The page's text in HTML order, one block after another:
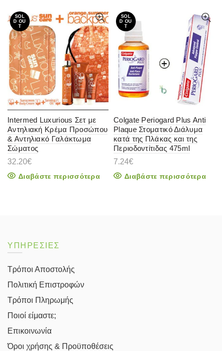
SOL
D OU
T
Intermed Luxurious Σετ με
Αντηλιακή Κρέμα Προσώπου
& Αντηλιακό Γαλάκτωμα
Σώματος
32.20€
Διαβάστε περισσότερα
SOL
D OU
T
Colgate Periogard Plus Anti
Plaque Στοματικό Διάλυμα
κατά της Πλάκας και της
Περιοδοντίτιδας 475ml
7.24€
Διαβάστε περισσότερα
ΥΠΗΡΕΣΙΕΣ
Τρόποι Αποστολής
Πολιτική Επιστροφών
Τρόποι Πληρωμής
Ποιοί είμαστε;
Επικοινωνία
Όροι χρήσης & Προϋποθέσεις